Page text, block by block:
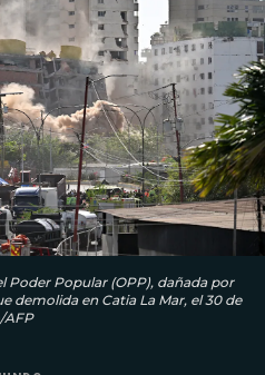
Poder Popular (OPP), dañada por
demolida en Catia La Mar, el 30 de
AFP